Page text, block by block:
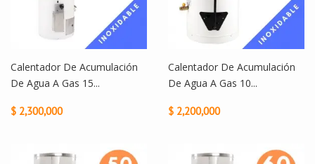
Calentador De Acumulación
De Agua A Gas 15...
$ 2,300,000
Calentador De Acumulación
De Agua A Gas 10...
$ 2,200,000